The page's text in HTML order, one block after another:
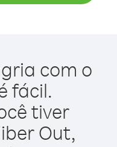
com o
fácil.
tiver
Out,